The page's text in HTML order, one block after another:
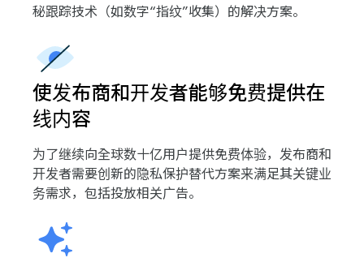
秘跟踪技术（如数字“指纹”收集）的解决方案。
使发布商和开发者能够免费提供在
线内容
为了继续向全球数十亿用户提供免费体验，发布商和
开发者需要创新的隐私保护替代方案来满足其关键业
务需求，包括投放相关广告。